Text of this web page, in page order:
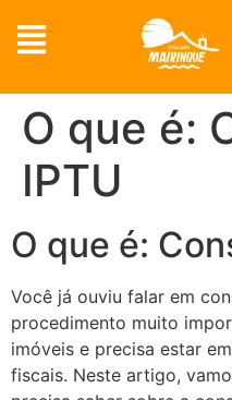
O que é:
IPTU
O que é:
Você já ouviu falar em
procedimento muito
imóveis e precisa estar
fiscais. Neste artigo,